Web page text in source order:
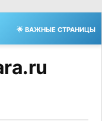
🌟 ВАЖНЫЕ СТРАНИЦЫ